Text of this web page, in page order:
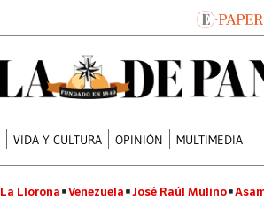
VIDA Y CULTURA OPINIÓN MULTIMEDIA
La Llorona Venezuela José Raúl Mulino